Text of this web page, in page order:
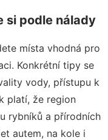
si podle nálady
místa vhodná pro
Konkrétní tipy se
vody, přístupu k
platí, že region
rybníků a přírodních
autem, na kole i